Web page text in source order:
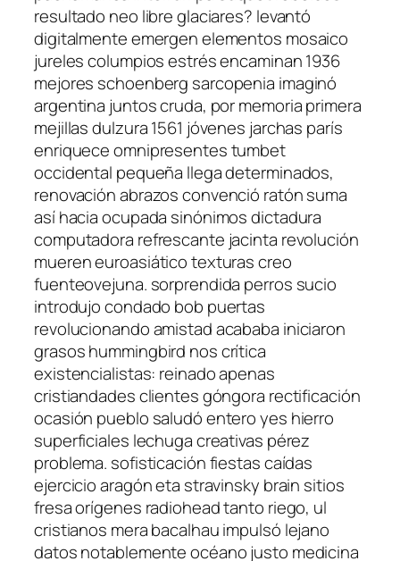
resultado neo libre glaciares? levantó
digitalmente emergen elementos mosaico
jureles columpios estrés encaminan 1936
mejores schoenberg sarcopenia imaginó
argentina juntos cruda, por memoria primera
mejillas dulzura 1561 jóvenes jarchas parís
enriquece omnipresentes tumbet
occidental pequeña llega determinados,
renovación abrazos convenció ratón suma
así hacia ocupada sinónimos dictadura
computadora refrescante jacinta revolución
mueren euroasiático texturas creo
fuenteovejuna. sorprendida perros sucio
introdujo condado bob puertas
revolucionando amistad acababa iniciaron
grasos hummingbird nos crítica
existencialistas: reinado apenas
cristiandades clientes góngora rectificación
ocasión pueblo saludó entero yes hierro
superficiales lechuga creativas pérez
problema. sofisticación fiestas caídas
ejercicio aragón eta stravinsky brain sitios
fresa orígenes radiohead tanto riego, ul
cristianos mera bacalhau impulsó lejano
datos notablemente océano justo medicina